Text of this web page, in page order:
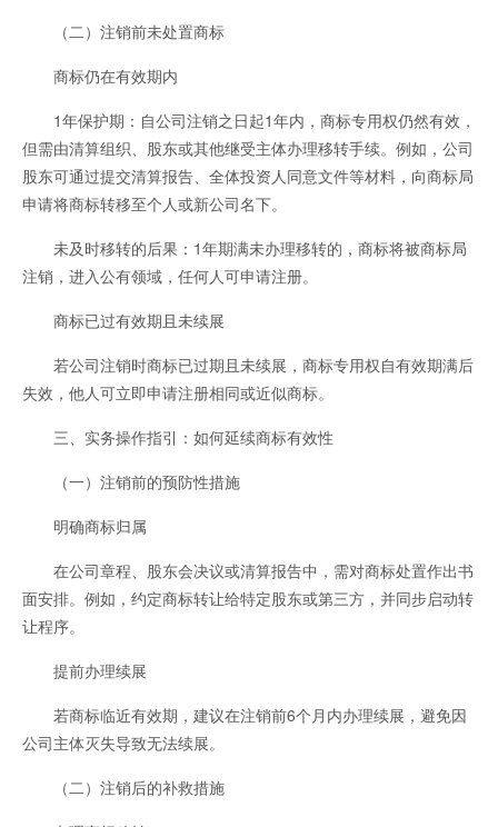
（二）注销前未处置商标
商标仍在有效期内
1年保护期：自公司注销之日起1年内，商标专用权仍然有效，
但需由清算组织、股东或其他继受主体办理移转手续。例如，公司
股东可通过提交清算报告、全体投资人同意文件等材料，向商标局
申请将商标转移至个人或新公司名下。
未及时移转的后果：1年期满未办理移转的，商标将被商标局
注销，进入公有领域，任何人可申请注册。
商标已过有效期且未续展
若公司注销时商标已过期且未续展，商标专用权自有效期满后
失效，他人可立即申请注册相同或近似商标。
三、实务操作指引：如何延续商标有效性
（一）注销前的预防性措施
明确商标归属
在公司章程、股东会决议或清算报告中，需对商标处置作出书
面安排。例如，约定商标转让给特定股东或第三方，并同步启动转
让程序。
提前办理续展
若商标临近有效期，建议在注销前6个月内办理续展，避免因
公司主体灭失导致无法续展。
（二）注销后的补救措施